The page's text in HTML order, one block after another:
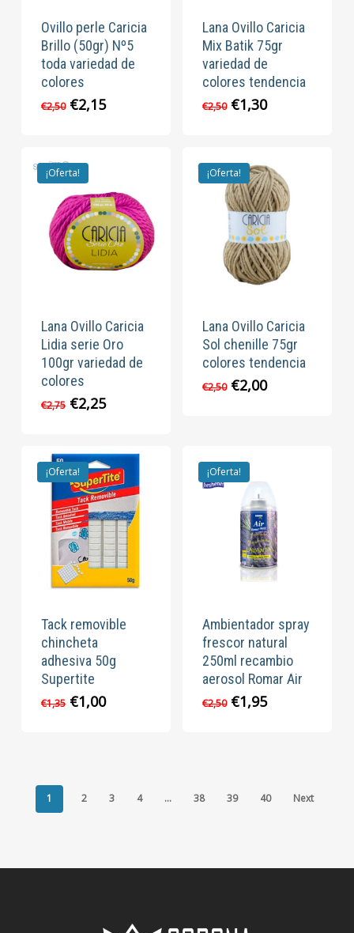
Ovillo perle Caricia
Brillo (50gr) Nº5
toda variedad de
colores
€2,50 El
€2,50.
€2,15El
Lana Ovillo Caricia
Mix Batik 75gr
variedad de
colores tendencia
€2,50 El
€2,50.
€1,30El
€1,30.
¡Oferta!
Lana Ovillo Caricia
Lidia serie Oro
100gr variedad de
colores
€2,75 El
era:
€2,75.
€2,25El
es:
€2,25.
¡Oferta!
Lana Ovillo Caricia
Sol chenille 75gr
colores tendencia
€2,50 El
€2,00El
¡Oferta!
Tack removible
chincheta
adhesiva 50g
Supertite
€1,35 El
€1,00El
¡Oferta!
Ambientador spray
frescor natural
250ml recambio
aerosol Romar Air
€2,50 El
€1,95El
1 2 3 4 … 38 39 40 Next